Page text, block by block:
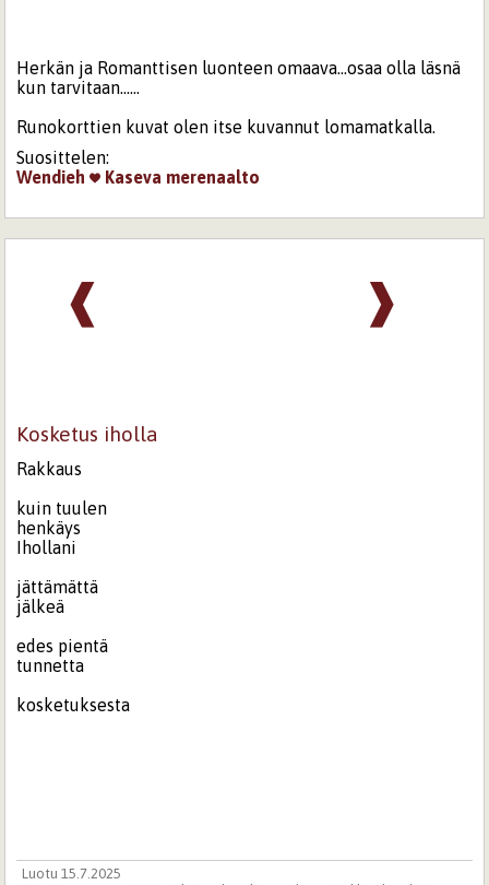
Herkän ja Romanttisen luonteen omaava...osaa olla läsnä
kun tarvitaan......
Runokorttien kuvat olen itse kuvannut lomamatkalla.
Suosittelen:
Wendieh
Kaseva merenaalto
❱
❰
Kosketus iholla
Rakkaus
kuin tuulen
henkäys
Ihollani
jättämättä
jälkeä
edes pientä
tunnetta
kosketuksesta
Luotu 15.7.2025